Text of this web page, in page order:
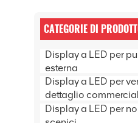
CATEGORIE DI
Display a LED per
esterna
Display a LED per
dettaglio
Display a LED per